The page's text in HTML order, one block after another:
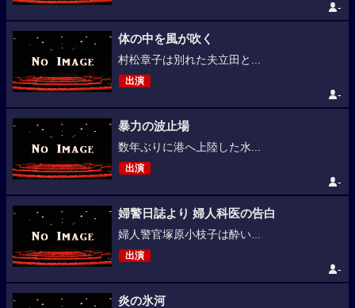
-
体の中を風が吹く
村松章子は別れた夫立田と...
出演
-
暴力の波止場
数年ぶりに港へ上陸した水...
出演
-
婦警日誌より 婦人科医の告白
婦人警官塚原小枝子は酔い...
出演
-
炎の氷河